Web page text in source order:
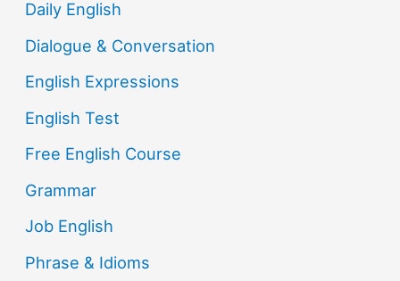
Daily English
Dialogue & Conversation
English Expressions
English Test
Free English Course
Grammar
Job English
Phrase & Idioms